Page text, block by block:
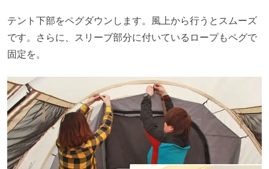
テント下部をペグダウンします。風上から行うとスムーズ
です。さらに、スリーブ部分に付いているロープもペグで
固定を。